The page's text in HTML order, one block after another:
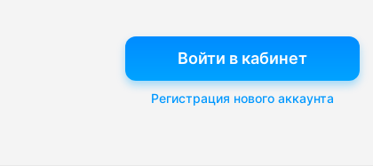
Войти в кабинет
Регистрация нового аккаунта